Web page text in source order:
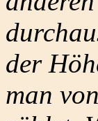
der
man